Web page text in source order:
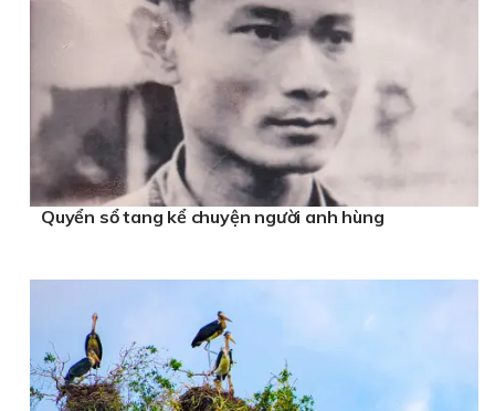
Quyển sổ tang kể chuyện người anh hùng